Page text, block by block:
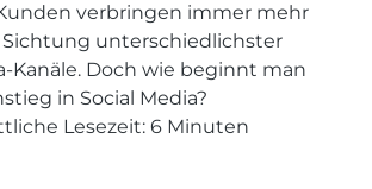
verbringen immer mehr
unterschiedlichster
Kanäle. Doch wie beginnt man
in Social Media?
Lesezeit: 6 Minuten